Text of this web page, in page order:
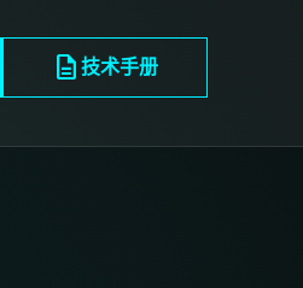
description技术手册